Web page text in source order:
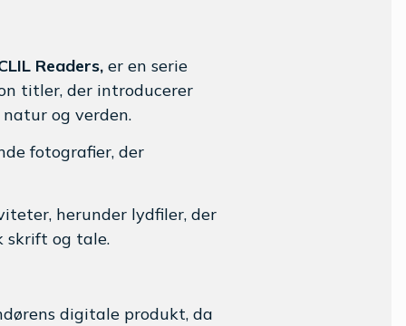
Readers, er en serie
titler, der introducerer
og verden.
fotografier, der
herunder lydfiler, der
skrift og tale.
digitale produkt, da